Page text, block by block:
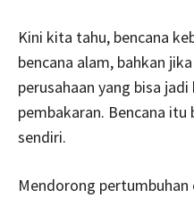
Kini kita tahu, bencana
bencana alam, bahkan
perusahaan yang bisa
pembakaran. Bencana itu
sendiri.
Mendorong